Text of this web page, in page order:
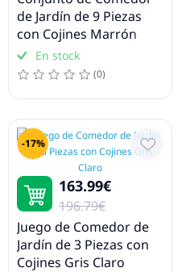
Herramientas de jardín
Casetas de jardín
Arcos y enrejados de jardín
Maquinaria de jardinería
Alfombras exterior
Riego
de Jardín de 9 Piezas
con Cojines Marrón
Poliratán
En stock
(0)
-17%
163.99€
196.79€
Juego de Comedor de
Jardín de 3 Piezas con
Cojines Gris Claro